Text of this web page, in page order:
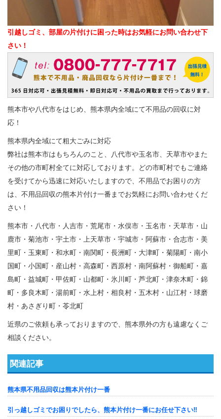
引越しゴミ、部屋の片付けに困った時はお気軽にお問い合わせ下
さい！
熊本市や八代市をはじめ、熊本県内全域にて不用品の回収に対
応！
熊本県内全域にて粗大ごみに対応
弊社は熊本市はもちろんのこと、八代市や玉名市、天草市やまた
その他の市町村全てに対応しております。どの市町村でもご連絡
を受けてから迅速に対応いたしますので、不用品でお困りの方
は、不用品回収の熊本片付け一番までお気軽にお問い合わせくだ
さい！
熊本市・八代市・人吉市・荒尾市・水俣市・玉名市・天草市・山
鹿市・菊池市・宇土市・上天草市・宇城市・阿蘇市・合志市・美
里町・玉東町・和水町・南関町・長洲町・大津町・菊陽町・南小
国町・小国町・産山村・高森町・西原村・南阿蘇村・御船町・嘉
島町・益城町・甲佐町・山都町・氷川町・芦北町・津奈木町・錦
町・多良木町・湯前町・水上村・相良村・五木村・山江村・球磨
村・あさぎり町・苓北町
近県のご依頼も承っておりますので、熊本県外の方も遠慮なくご
相談ください。
関連記事
熊本県不用品回収は熊本片付け一番
引っ越しゴミでお困りでしたら、熊本片付け一番にお任せ下さい‼️